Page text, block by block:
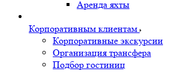
Аренда яхты
Корпоративным клиентам
Корпоративные экскурсии
Организация трансфера
Подбор гостиниц